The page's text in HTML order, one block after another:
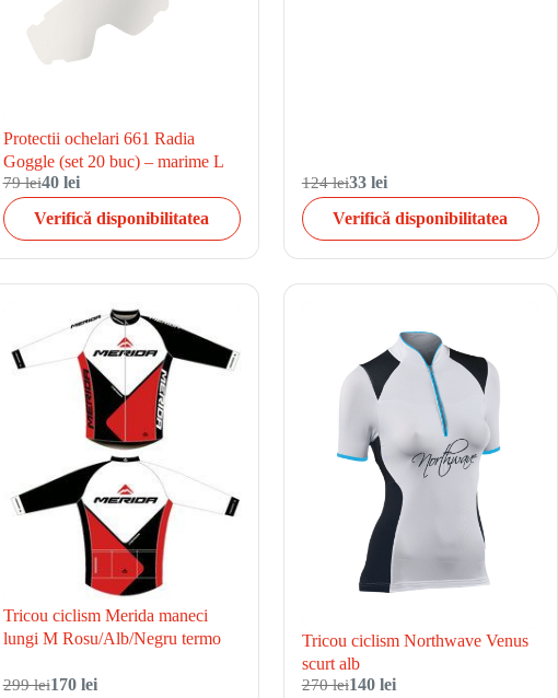
Protectii ochelari 661 Radia
Goggle (set 20 buc) – marime L
79 lei40 lei
Verifică disponibilitatea
124 lei33 lei
Verifică disponibilitatea
Tricou ciclism Merida maneci
lungi M Rosu/Alb/Negru termo
299 lei170 lei
Tricou ciclism Northwave Venus
scurt alb
270 lei140 lei